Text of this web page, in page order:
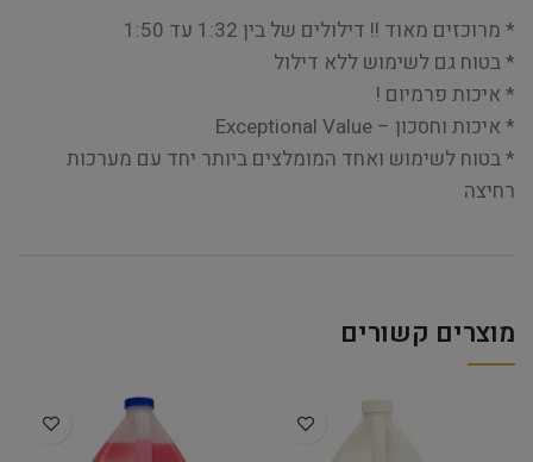
* מרוכזים מאוד !! דילולים של בין 1:32 עד 1:50
* בטוח גם לשימוש ללא דילול
* איכות פרמיום !
* איכות וחסכון – Exceptional Value
* בטוח לשימוש ואחד המומלצים ביותר יחד עם מערכות
רחיצה
מוצרים קשורים